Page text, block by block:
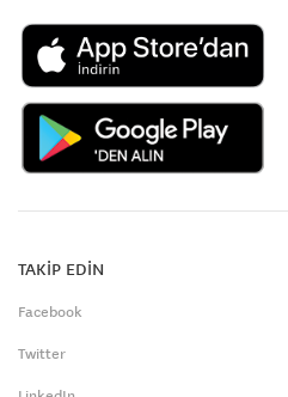
TAKİP EDİN
Facebook
Twitter